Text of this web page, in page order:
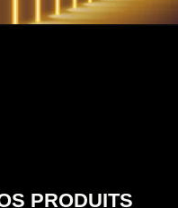
PRODUITS